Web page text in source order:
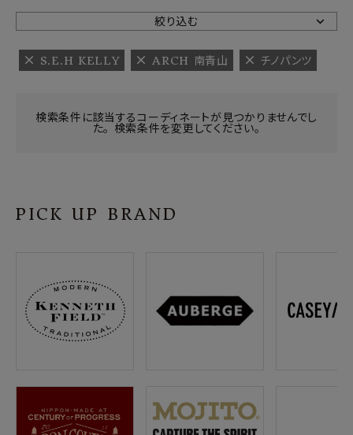
ARCH EXCLUSIVE
BRAND
INFORMATION
プライバシーポリシー
特定商取引法について
お問い合わせ
ACCOUNT MENU
ようこそ ゲスト 様
絞り込む
S.E.H KELLY ARCH 南青山 チノパンツ
検索条件に該当するコーディネートが見つかりませんでし
た。 検索条件を変更してください。
PICK UP BRAND